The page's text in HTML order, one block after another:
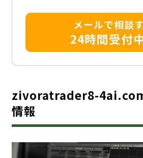
メールで相談
24時間受付
zivoratrader8-
情報